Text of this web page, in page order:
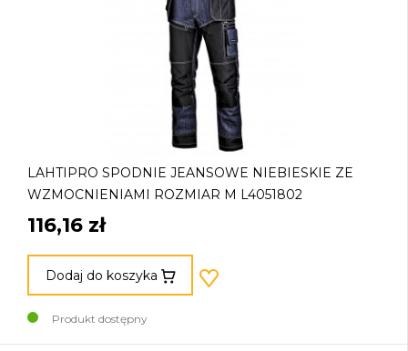
LAHTIPRO SPODNIE JEANSOWE NIEBIESKIE ZE
WZMOCNIENIAMI ROZMIAR M L4051802
116,16 zł
Dodaj do koszyka
Produkt dostępny